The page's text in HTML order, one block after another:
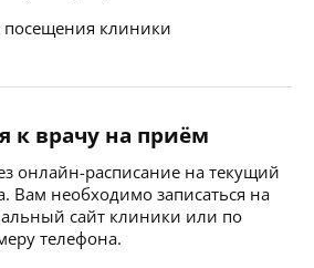
клиники
к врачу на приём
онлайн-расписание на текущий
Вам необходимо записаться на
сайт клиники или по
телефона.